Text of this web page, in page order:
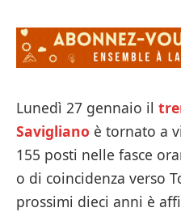
Lunedì 27 gennaio il
Savigliano è tornato a
155 posti nelle fasce
o di coincidenza verso
prossimi dieci anni è